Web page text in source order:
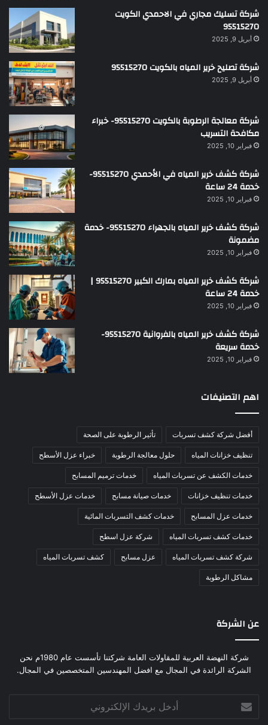
شركة تسليك مجاري في الاحمدي الكويت
95515270
أبريل 9, 2025
شركة تصليح خرير المياه بالكويت 95515270
أبريل 9, 2025
شركة معالجة الرطوبة بالكويت 95515270- خبراء
مكافحة التسريب
فبراير 10, 2025
شركة كشف خرير المياه في الأحمدي 95515270-
خدمة 24 ساعة
فبراير 10, 2025
شركة كشف خرير المياه بالجهراء 95515270- خدمة
مضمونة
فبراير 10, 2025
شركة كشف خرير المياه بمارك الكبير 95515270 |
خدمة 24 ساعة
فبراير 10, 2025
شركة كشف خرير المياه بالفروانية 95515270-
خدمة سريعة
فبراير 10, 2025
اهم التصنيفات
أفضل شركة كشف تسربات تأثير الرطوبة على الصحة
تنظيف خزانات المياه حلول معالجة الرطوبة خبراء عزل الأسطح
خدمات الكشف عن تسربات المياه خدمات ترميم المسابح
خدمات تنظيف خزانات خدمات صيانة مسابح خدمات عزل الأسطح
خدمات عزل المسابح خدمات كشف التسربات المائية
خدمات كشف تسربات المياه شركة عزل اسطح
شركة كشف تسربات المياه عزل مسابح كشف تسربات المياه
مشاكل الرطوبة
عن الشركة
شركة النهضة العربية للمقاولات العامة شركتنا تأسست عام 1980م نحن
الشركة الرائدة في المجال مع افضل المهندسين المتخصصين في المجال.
بريدك